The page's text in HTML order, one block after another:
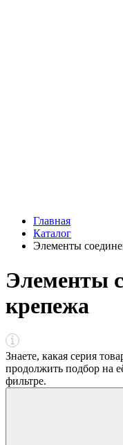
Главная
Каталог
Элементы
Элементы
крепежа
Знаете, какая серия
продолжить подбор на
фильтре.